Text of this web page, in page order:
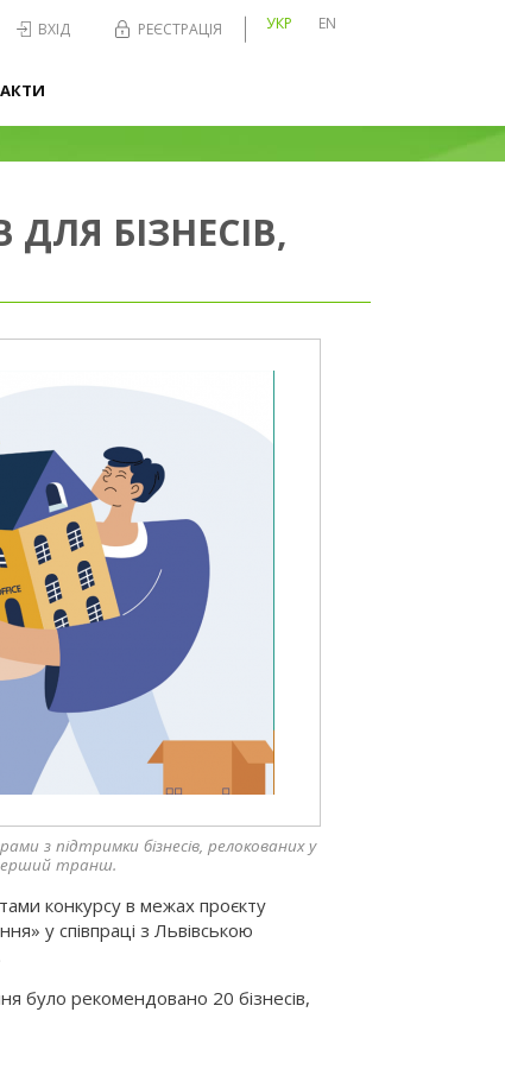
ВХІД РЕЄСТРАЦІЯ УКР EN
БІЗНЕСІВ,
з підтримки бізнесів, релокованих у
транш.
конкурсу в межах проєкту
у співпраці з Львівською
було рекомендовано 20 бізнесів,